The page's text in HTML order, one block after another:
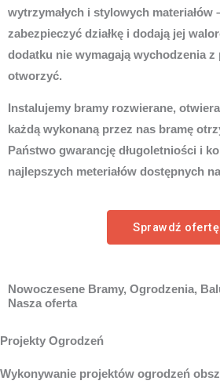
wytrzymałych i stylowych materiałów
zabezpieczyć działkę i dodają jej
dodatku nie wymagają wychodzenia z
otworzyć.
Instalujemy bramy rozwierane,
każdą wykonaną przez nas bramę
Państwo gwarancję długoletniości i
najlepszych meteriałów dostępnych
Sprawdź ofertę
Nowoczesene Bramy, Ogrodzenia,
Nasza oferta
Projekty Ogrodzeń
Wykonywanie projektów ogrodzeń